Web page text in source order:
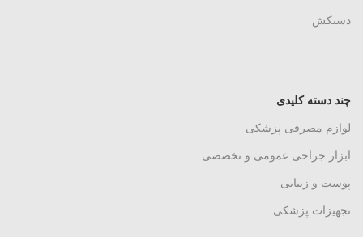
دستکش
چند دسته کلیدی
لوازم مصرفی پزشکی
ابزار جراحی عمومی و تخصصی
پوست و زیبایی
تجهیزات پزشکی